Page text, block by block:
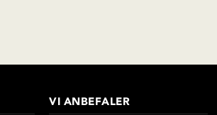
VI ANBEFALER